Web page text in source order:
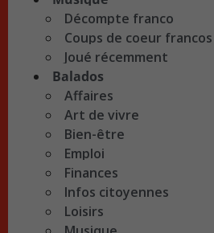
Décompte franco
Coups de coeur francos
Joué récemment
Balados
Affaires
Art de vivre
Bien-être
Emploi
Finances
Infos citoyennes
Loisirs